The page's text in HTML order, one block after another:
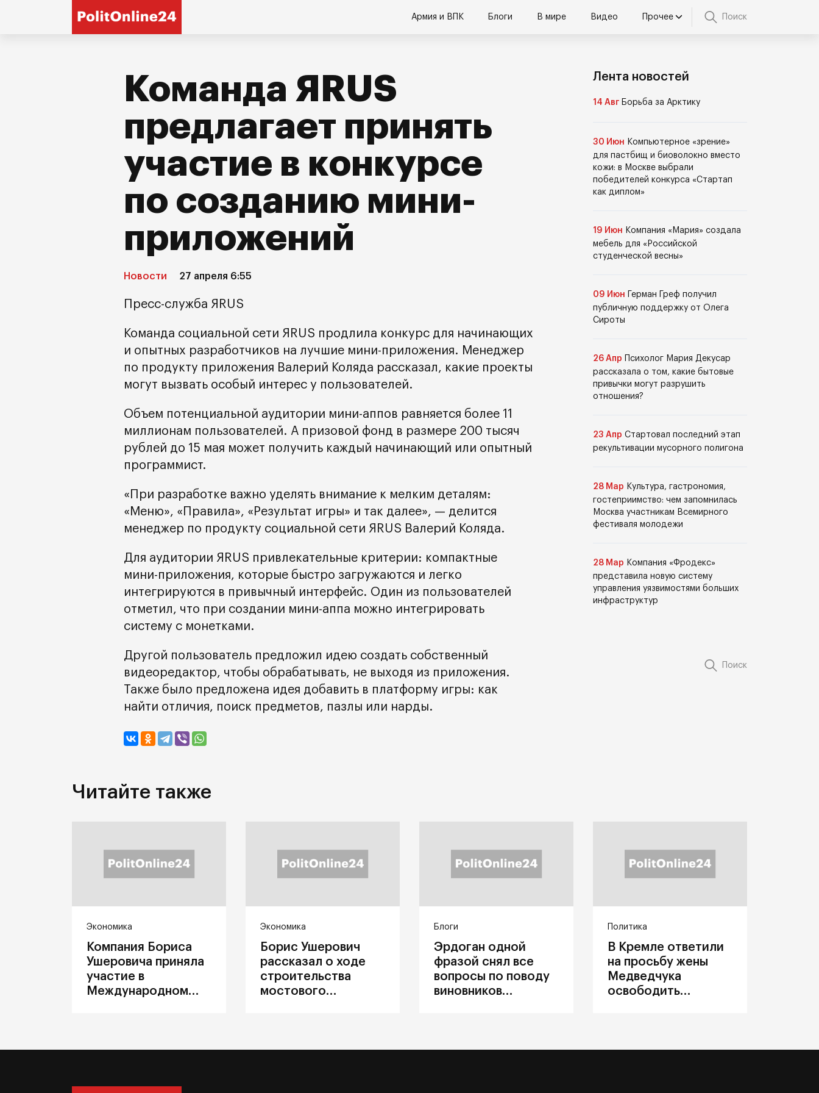
Армия и ВПК Блоги В мире Видео Прочее Поиск
Команда ЯRUS
предлагает принять
участие в конкурсе
по созданию мини-
приложений
Новости 27 апреля 6:55
Пресс-служба ЯRUS
Команда социальной сети ЯRUS продлила конкурс для начинающих
и опытных разработчиков на лучшие мини-приложения. Менеджер
по продукту приложения Валерий Коляда рассказал, какие проекты
могут вызвать особый интерес у пользователей.
Объем потенциальной аудитории мини-аппов равняется более 11
миллионам пользователей. А призовой фонд в размере 200 тысяч
рублей до 15 мая может получить каждый начинающий или опытный
программист.
«При разработке важно уделять внимание к мелким деталям:
«Меню», «Правила», «Результат игры» и так далее», — делится
менеджер по продукту социальной сети ЯRUS Валерий Коляда.
Для аудитории ЯRUS привлекательные критерии: компактные
мини-приложения, которые быстро загружаются и легко
интегрируются в привычный интерфейс. Один из пользователей
отметил, что при создании мини-аппа можно интегрировать
систему с монетками.
Другой пользователь предложил идею создать собственный
видеоредактор, чтобы обрабатывать, не выходя из приложения.
Также было предложена идея добавить в платформу игры: как
найти отличия, поиск предметов, пазлы или нарды.
Лента новостей
14 Авг Борьба за Арктику
30 Июн Компьютерное «зрение»
для пастбищ и биоволокно вместо
кожи: в Москве выбрали
победителей конкурса «Стартап
как диплом»
19 Июн Компания «Мария» создала
мебель для «Российской
студенческой весны»
09 Июн
Герман Греф получил
публичную поддержку от Олега
Сироты
26 Апр
Психолог Мария Декусар
рассказала о том, какие бытовые
привычки могут разрушить
отношения?
23 Апр Стартовал последний этап
рекультивации мусорного полигона
28 Мар Культура, гастрономия,
гостеприимство: чем запомнилась
Москва участникам Всемирного
фестиваля молодежи
28 Мар Компания «Фродекс»
представила новую систему
управления уязвимостями больших
инфраструктур
Поиск
Читайте также
Экономика
Компания Бориса
Ушеровича приняла
участие в
Международном
Экономика
Борис Ушерович
рассказал о ходе
строительства
мостового
Блоги
Эрдоган одной
фразой снял все
вопросы по поводу
виновников
Политика
В Кремле ответили
на просьбу жены
Медведчука
освободить